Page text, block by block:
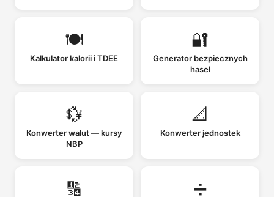
🍽️
Kalkulator kalorii i TDEE
🔐
Generator bezpiecznych
haseł
💱
Konwerter walut — kursy
NBP
📐
Konwerter jednostek
🔢 ➗